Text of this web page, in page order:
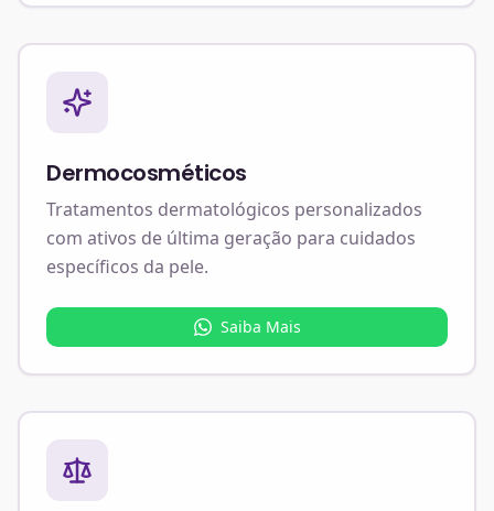
Dermocosméticos
Tratamentos dermatológicos personalizados
com ativos de última geração para cuidados
específicos da pele.
Saiba Mais